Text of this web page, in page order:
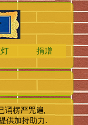
灯 捐赠
诵楞严咒遍,
供加持助力.